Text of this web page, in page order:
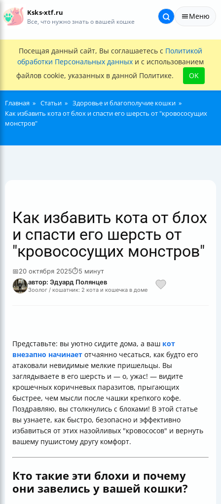
Ksks-xtf.ru
Все, что нужно знать о вашей кошке
Меню
Посещая данный сайт, Вы соглашаетесь с Политикой
обработки Персональных данных и с использованием
файлов cookie, указанных в данной Политике.
OK
Главная Статьи
Здоровье и благополучие кошки
Как избавить кота от блох и спасти его шерсть от "кровососущих
монстров"
Как избавить кота от блох
и спасти его шерсть от
"кровососущих монстров"
📅20 октября 2025⏱5 минут
автор: Эдуард Полянцев
Зоолог / кошатник: 2 кота и кошечка в доме
Представьте: вы уютно сидите дома, а ваш кот
внезапно начинает отчаянно чесаться, как будто его
атаковали невидимые мелкие пришельцы. Вы
заглядываете в его шерсть и — о, ужас! — видите
крошечных коричневых паразитов, прыгающих
быстрее, чем мысли после чашки крепкого кофе.
Поздравляю, вы столкнулись с блохами! В этой статье
вы узнаете, как быстро, безопасно и эффективно
избавиться от этих назойливых "кровососов" и вернуть
вашему пушистому другу комфорт.
Кто такие эти блохи и почему
они завелись у вашей кошки?